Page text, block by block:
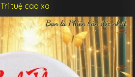
Trí tuệ cao xa